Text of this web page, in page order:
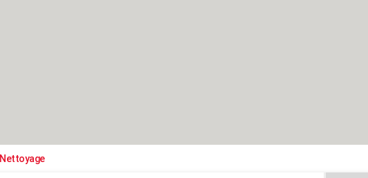
Nettoyage